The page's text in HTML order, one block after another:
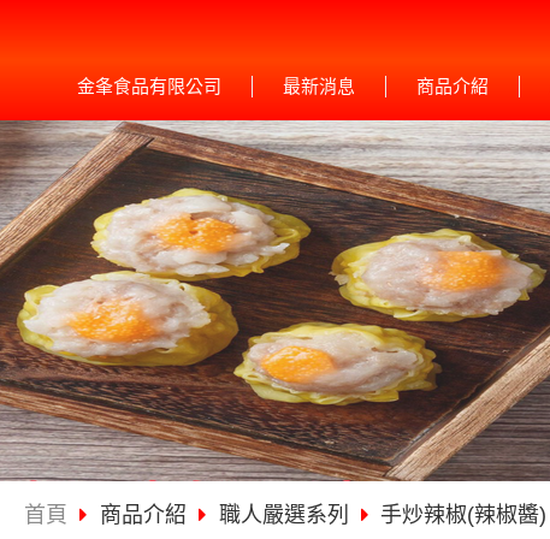
金夆食品有限公司 最新消息 商品介紹
首頁 商品介紹 職人嚴選系列 手炒辣椒(辣椒醬)